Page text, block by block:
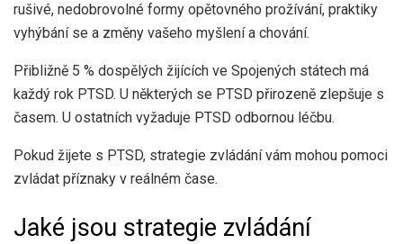
rušivé, nedobrovolné formy opětovného prožívání, praktiky
vyhýbání se a změny vašeho myšlení a chování.
Přibližně 5 % dospělých žijících ve Spojených státech má
každý rok PTSD. U některých se PTSD přirozeně zlepšuje s
časem. U ostatních vyžaduje PTSD odbornou léčbu.
Pokud žijete s PTSD, strategie zvládání vám mohou pomoci
zvládat příznaky v reálném čase.
Jaké jsou strategie zvládání